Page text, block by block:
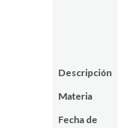
Descripción
Materia
Fecha de